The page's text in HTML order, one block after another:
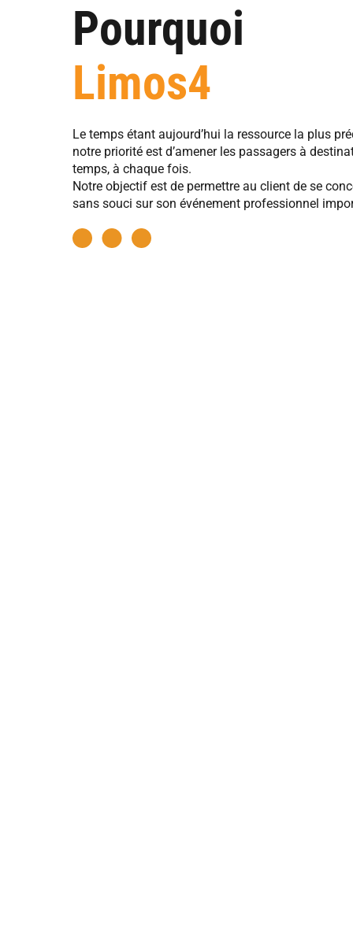
Pourquoi
Limos4
Le temps étant aujourd’hui la ressource la plus
notre priorité est d’amener les passagers à
temps, à chaque fois.
Notre objectif est de permettre au client de se
sans souci sur son événement professionnel